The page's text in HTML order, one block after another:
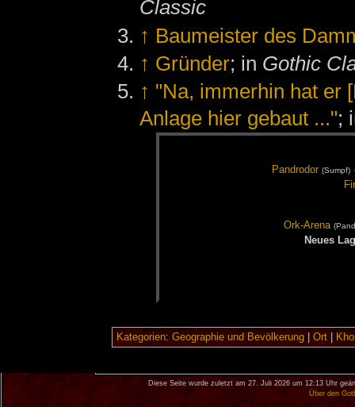
Classic
↑ Baumeister des
↑ Gründer; in Gothic
↑ "Na, immerhin hat er
Anlage hier gebaut ...";
Pand­ro­dor (Sumpf)
Ork-Are­na
Neu­es
Kategorien: Geographie und Bevölkerung| Ort|
Diese Seite wurde zuletzt am 27. Juli 2026 um 12:13 Uhr
Über den